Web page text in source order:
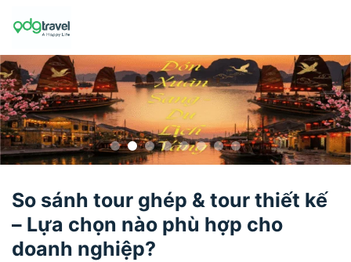
So sánh tour ghép & tour thiết kế
– Lựa chọn nào phù hợp cho
doanh nghiệp?